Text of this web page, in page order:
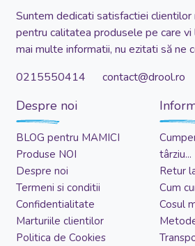
Suntem dedicati satisfactiei clientilor
pentru calitatea produsele pe care
mai multe informatii, nu ezitati să ne
0215550414 contact@drool.ro
Despre noi
BLOG pentru MAMICI
Produse NOI
Despre noi
Termeni si conditii
Confidentialitate
Marturiile clientilor
Politica de Cookies
târziu...
Retur
Cum
Cosul